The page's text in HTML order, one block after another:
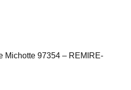
Michotte 97354 – REMIRE-